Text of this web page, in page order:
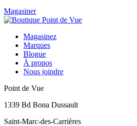
Magasiner
Magasinez
Marques
Blogue
À propos
Nous joindre
Point de Vue
1339 Bd Bona Dussault
Saint-Marc-des-Carrières